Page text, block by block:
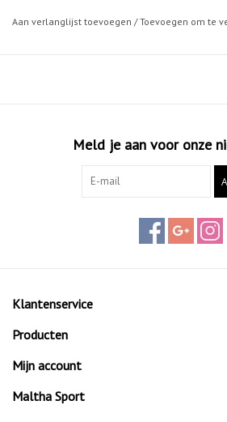
de Sky Elite ™ FF 3 -schoen. Dit helpt
Aan verlanglijst toevoegen /Toevoegen om te
Meld je aan voor onze
Klantenservice
Producten
Mijn account
Maltha Sport